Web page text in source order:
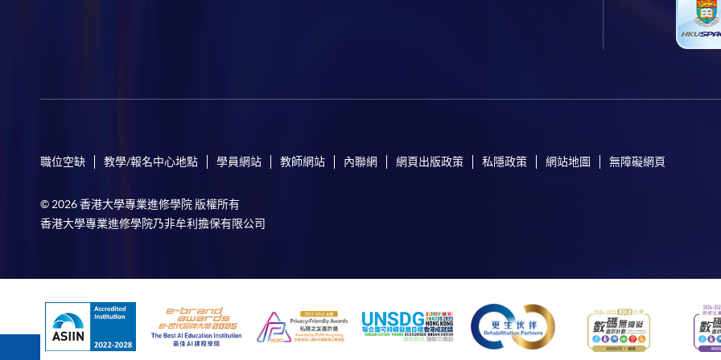
職位空缺 教學/報名中心地點 學員網站 教師網站 內聯網 網頁出版政策 私隱政策 網站地圖 無障礙網頁
© 2026 香港大學專業進修學院 版權所有
香港大學專業進修學院乃非牟利擔保有限公司